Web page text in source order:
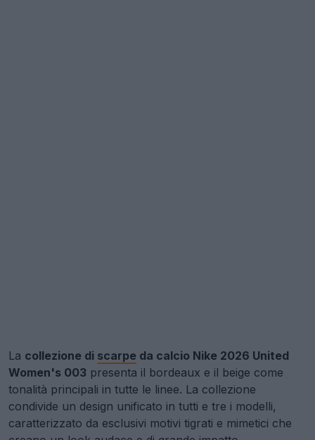
La collezione di scarpe da calcio Nike 2026 United
Women's 003 presenta il bordeaux e il beige come
tonalità principali in tutte le linee. La collezione
condivide un design unificato in tutti e tre i modelli,
caratterizzato da esclusivi motivi tigrati e mimetici che